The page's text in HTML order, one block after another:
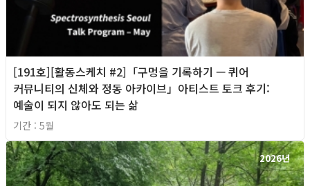
[191호][활동스케치 #2]「구멍을 기록하기 — 퀴어
커뮤니티의 신체와 정동 아카이브」아티스트 토크 후기:
예술이 되지 않아도 되는 삶
기간 : 5월
2026년